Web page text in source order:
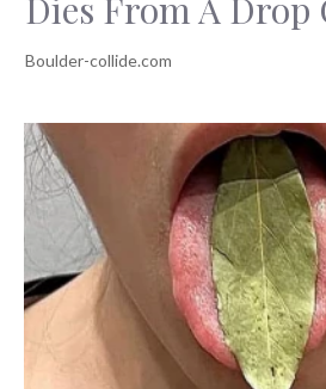
Dies From A Drop